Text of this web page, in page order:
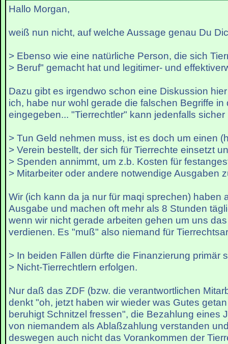
Hallo Morgan,
weiß nun nicht, auf welche Aussage genau Du
> Ebenso wie eine natürliche Person, die sich
> Beruf" gemacht hat und legitimer- und
Dazu gibt es irgendwo schon eine Diskussion
ich, habe nur wohl gerade die falschen Begriffe in
eingegeben... "Tierrechtler" kann jedenfalls
> Tun Geld nehmen muss, ist es doch um einen
> Verein bestellt, der sich für Tierrechte einsetzt
> Spenden annimmt, um z.b. Kosten für
> Mitarbeiter oder andere notwendige Ausgaben
Wir (ich kann da ja nur für maqi sprechen) haben
Ausgabe und machen oft mehr als 8 Stunden
wenn wir nicht gerade arbeiten gehen um uns
verdienen. Es "muß" also niemand für
> In beiden Fällen dürfte die Finanzierung primär
> Nicht-Tierrechtlern erfolgen.
Nur daß das ZDF (bzw. die verantwortlichen
denkt "oh, jetzt haben wir wieder was Gutes
beruhigt Schnitzel fressen", die Bezahlung eines
von niemandem als Ablaßzahlung verstanden
deswegen auch nicht das Vorankommen der